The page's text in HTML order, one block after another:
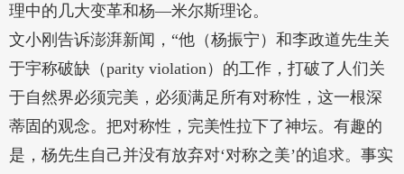
理中的几大变革和杨—米尔斯理论。
文小刚告诉澎湃新闻，“他（杨振宁）和李政道先生关
于宇称破缺（parity violation）的工作，打破了人们关
于自然界必须完美，必须满足所有对称性，这一根深
蒂固的观念。把对称性，完美性拉下了神坛。有趣的
是，杨先生自己并没有放弃对‘对称之美’的追求。事实